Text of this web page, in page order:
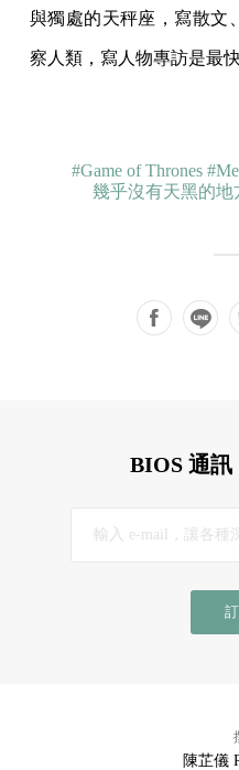
與獨處的天秤座，寫散文
察人類，寫人物專訪是最
#Game of Thrones
幾乎沒有天黑的地
BIOS 通訊
陳芷儀